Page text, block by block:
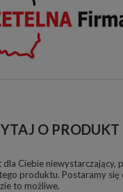
O PRODUKT
Ciebie niewystarczający,
produktu. Postaramy
to możliwe.